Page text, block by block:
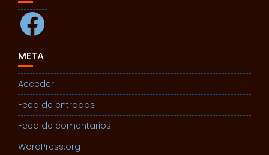
Facebook
META
Acceder
Feed de entradas
Feed de comentarios
WordPress.org